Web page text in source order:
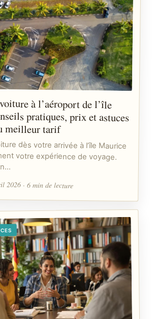
à l’aéroport de l’île
pratiques, prix et astuces
meilleur tarif
dès votre arrivée à l’île Maurice
votre expérience de voyage.
2026 · 6 min de lecture